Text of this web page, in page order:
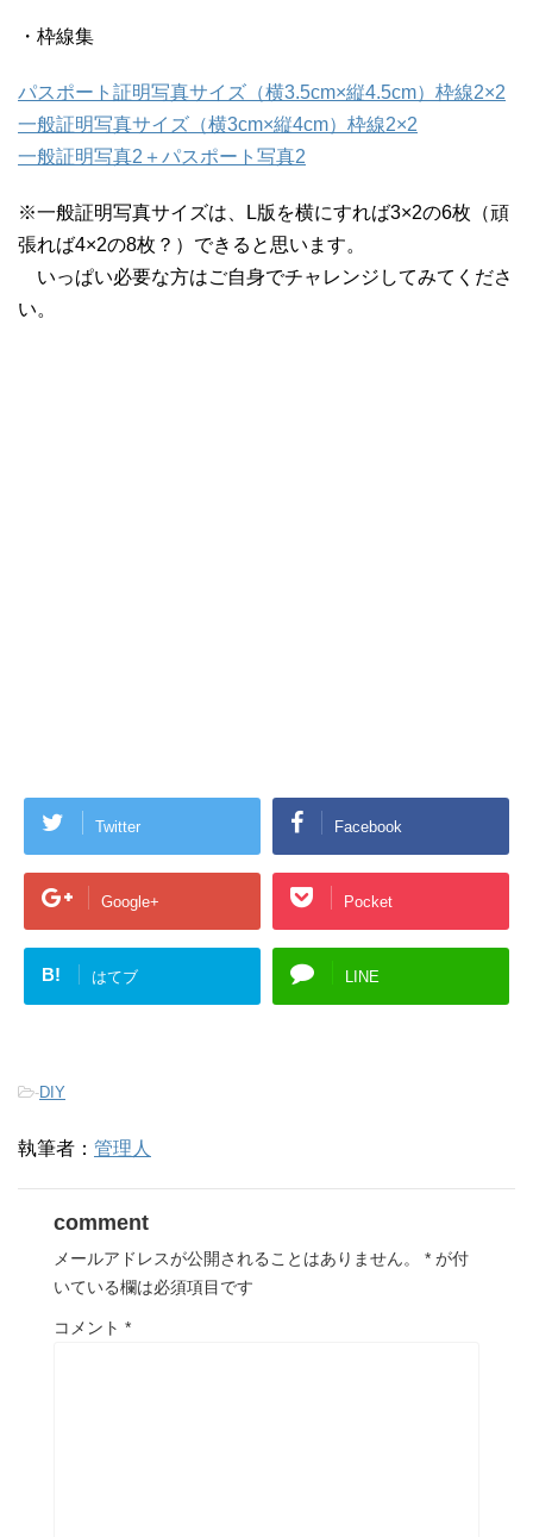
・枠線集
パスポート証明写真サイズ（横3.5cm×縦4.5cm）枠線2×2
一般証明写真サイズ（横3cm×縦4cm）枠線2×2
一般証明写真2＋パスポート写真2
※一般証明写真サイズは、L版を横にすれば3×2の6枚（頑
張れば4×2の8枚？）できると思います。
いっぱい必要な方はご自身でチャレンジしてみてくださ
い。
Twitter Facebook
Google+ Pocket
B! はてブ LINE
-DIY
執筆者： 管理人
comment
メールアドレスが公開されることはありません。 * が付
いている欄は必須項目です
コメント *